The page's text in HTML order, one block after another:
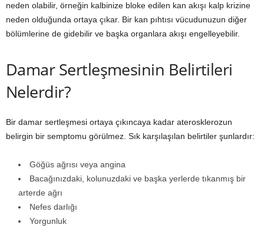
neden olabilir, örneğin kalbinize bloke edilen kan akışı kalp krizine
neden olduğunda ortaya çıkar. Bir kan pıhtısı vücudunuzun diğer
bölümlerine de gidebilir ve başka organlara akışı engelleyebilir.
Damar Sertleşmesinin Belirtileri
Nelerdir?
Bir damar sertleşmesi ortaya çıkıncaya kadar aterosklerozun
belirgin bir semptomu görülmez. Sık karşılaşılan belirtiler şunlardır:
Göğüs ağrısı veya angina
Bacağınızdaki, kolunuzdaki ve başka yerlerde tıkanmış bir
arterde ağrı
Nefes darlığı
Yorgunluk